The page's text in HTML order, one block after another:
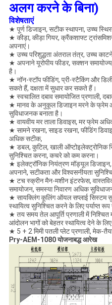
अलग करने के बिना)
विशेषताएं
★ पूर्ण डिजाइन, सटीक स्थापना, उच्च
★ कीड़ा, कीड़ा गियर, क्रैंकशाफ्ट
अपनाएं।
★ उच्च परिशुद्धता अंतराल तंत्र, उच्च
★ अपनाने यूरोपीय फीडर, सक्शन
है।
★ नॉन-स्टॉप फीडिंग, प्री-स्टैकिंग और
सकते हैं, दक्षता में सुधार कर सकते हैं।
★ स्वचालित दबाव समायोजित प्रणाली,
★ मानव के अनुकूल डिजाइन मरने के फ्रेम
सुविधाजनक बनाता है।
★ वायवीय मर ताला डिवाइस, मर फ्रेम
★ सामने रखना, साइड रखना, फीडिंग
अधिक सटीक,
★ डबल, कुटिल, खाली ऑप्टोइलेक्ट्रोनिक
सुनिश्चित करना, कचरे को कम करना।
★ इलेक्ट्रॉनिक नियंत्रण मॉड्यूल
अपनाने, सटीकता और विश्वसनीयता
★ टच स्क्रीन मैन-मशीन इंटरफेस,
समायोजन, समस्या निवारण अधिक
★ सायक्लिंग कूलिंग ऑयल सप्लाई सिस्टम
स्थायित्व सुनिश्चित करने के लिए पर्याप्त
★ तय समय तेल आपूर्ति प्रणाली में निश्चित
आंदोलन भागों को बेहतर स्थायित्व देने के लिए
★ 5 + 2 मिमी पतली प्लेट प्रणाली, मेक-
Pry-AEM-1080योजनाबद्ध आरेख